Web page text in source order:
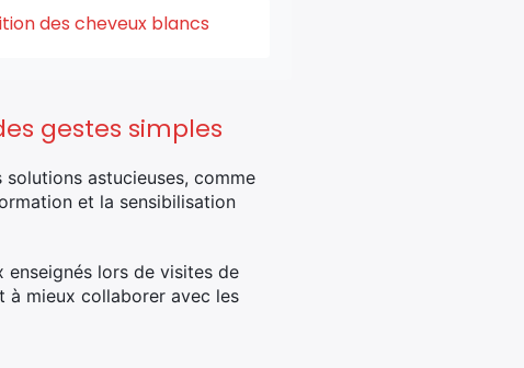
des cheveux blancs
gestes simples
astucieuses, comme
et la sensibilisation
enseignés lors de visites de
à mieux collaborer avec les